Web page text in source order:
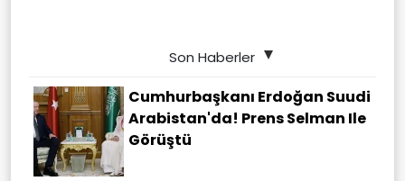
Son Haberler
Cumhurbaşkanı Erdoğan Suudi
Arabistan'da! Prens Selman Ile
Görüştü